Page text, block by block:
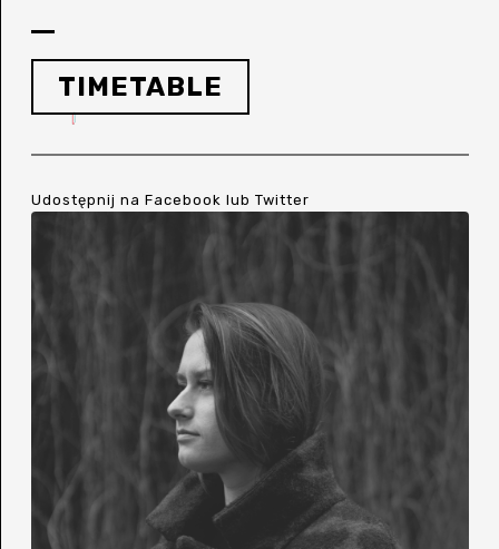
TIMETABLE
Udostępnij na Facebook lub Twitter